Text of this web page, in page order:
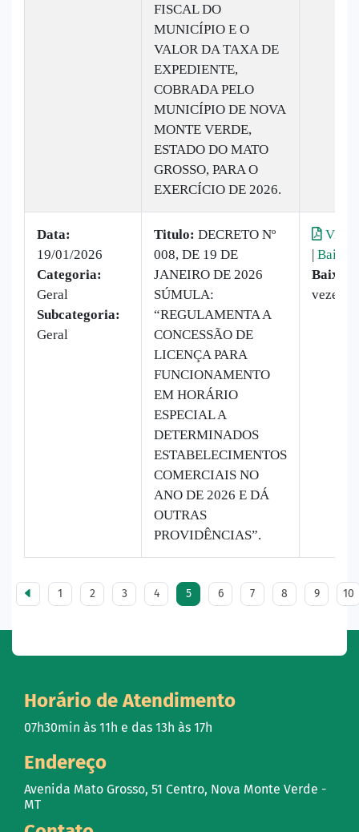
FISCAL DO
MUNICÍPIO E O
VALOR DA TAXA DE
EXPEDIENTE,
COBRADA PELO
MUNICÍPIO DE NOVA
MONTE VERDE,
ESTADO DO MATO
GROSSO, PARA O
EXERCÍCIO DE 2026.
Data:
19/01/2026
Categoria:
Geral
Subcategoria:
Geral
Titulo: DECRETO Nº
008, DE 19 DE
JANEIRO DE 2026
SÚMULA:
“REGULAMENTA A
CONCESSÃO DE
LICENÇA PARA
FUNCIONAMENTO
EM HORÁRIO
ESPECIAL A
DETERMINADOS
ESTABELECIMENTOS
COMERCIAIS NO
ANO DE 2026 E DÁ
OUTRAS
PROVIDÊNCIAS”.
| Baixar
vezes
1 2 3 4 5 6 7 8 9 10
Horário de Atendimento
07h30min às 11h e das 13h às 17h
Endereço
Avenida Mato Grosso, 51 Centro, Nova Monte Verde -
MT